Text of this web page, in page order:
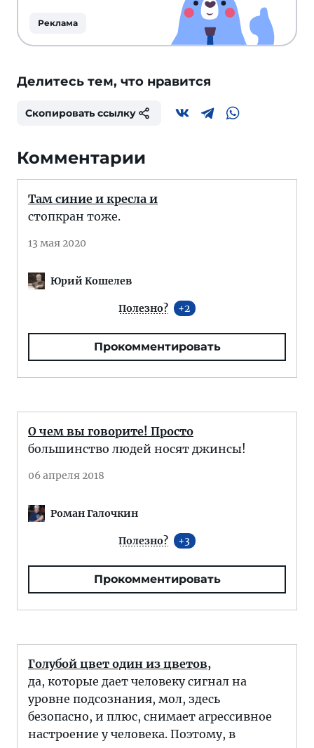
Реклама
Делитесь тем, что нравится
Скопировать ссылку
Комментарии
Там синие и кресла и
стопкран тоже.
13 мая 2020
Юрий Кошелев
Полезно? 2
Прокомментировать
О чем вы говорите! Просто
большинство людей носят джинсы!
06 апреля 2018
Роман Галочкин
Полезно? 3
Прокомментировать
Голубой цвет один из цветов,
да, которые дает человеку сигнал на
уровне подсознания, мол, здесь
безопасно, и плюс, снимает агрессивное
настроение у человека. Поэтому, в